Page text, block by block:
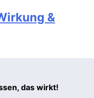
&
das wirkt!